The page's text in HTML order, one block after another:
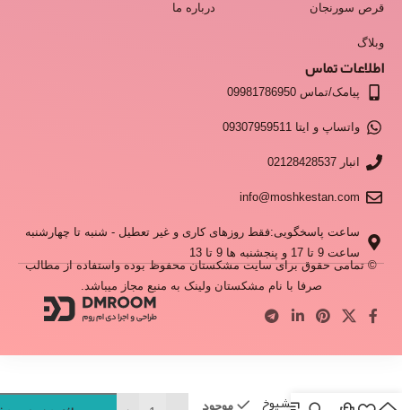
قرص سورنجان
وبلاگ
درباره ما
اطلاعات تماس
پیامک/تماس 09981786950
واتساپ و ایتا 09307959511
انبار 02128428537
info@moshkestan.com
ساعت پاسخگویی:فقط روزهای کاری و غیر تعطیل - شنبه تا چهارشنبه
ساعت 9 تا 17 و پنجشنبه ها 9 تا 13
© تمامی حقوق برای سایت مشکستان محفوظ بوده واستفاده از مطالب
صرفا با نام مشکستان ولینک به منبع مجاز میباشد.
عود شیخ الشیوخ